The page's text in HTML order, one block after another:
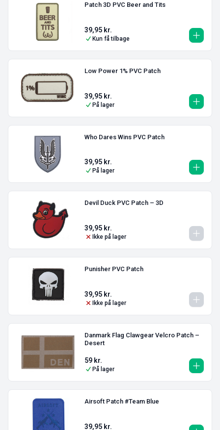
Patch 3D PVC Beer and Tits
39,95 kr.
Kun få tilbage
Low Power 1% PVC Patch
39,95 kr.
På lager
Who Dares Wins PVC Patch
39,95 kr.
På lager
Devil Duck PVC Patch – 3D
39,95 kr.
Ikke på lager
Punisher PVC Patch
39,95 kr.
Ikke på lager
Danmark Flag Clawgear Velcro Patch –
Desert
59 kr.
På lager
Airsoft Patch #Team Blue
39,95 kr.